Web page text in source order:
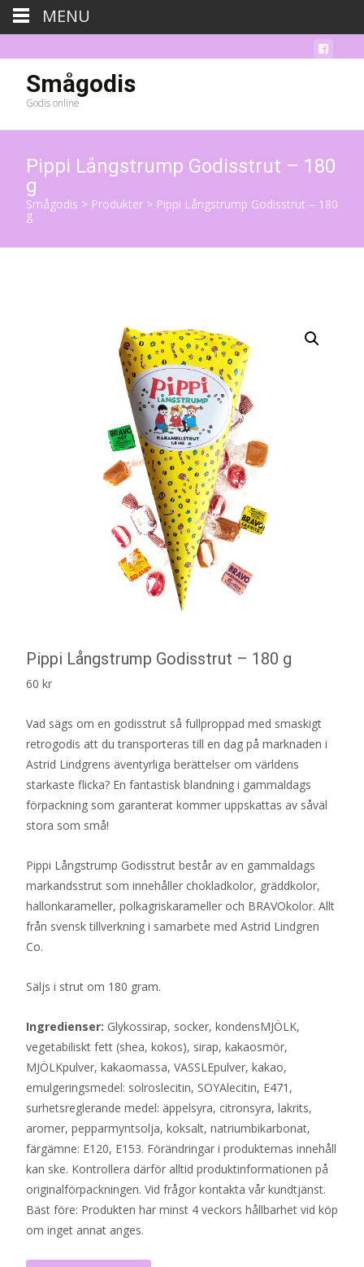
Smågodis
Godis online
Pippi Långstrump Godisstrut – 180
g
Smågodis > Produkter > Pippi Långstrump Godisstrut – 180
g
Pippi Långstrump Godisstrut – 180 g
60 kr
Vad sägs om en godisstrut så fullproppad med smaskigt
retrogodis att du transporteras till en dag på marknaden i
Astrid Lindgrens äventyrliga berättelser om världens
starkaste flicka? En fantastisk blandning i gammaldags
förpackning som garanterat kommer uppskattas av såväl
stora som små!
Pippi Långstrump Godisstrut består av en gammaldags
markandsstrut som innehåller chokladkolor, gräddkolor,
hallonkarameller, polkagriskarameller och BRAVOkolor. Allt
från svensk tillverkning i samarbete med Astrid Lindgren
Co.
Säljs i strut om 180 gram.
Ingredienser: Glykossirap, socker, kondensMJÖLK,
vegetabiliskt fett (shea, kokos), sirap, kakaosmör,
MJÖLKpulver, kakaomassa, VASSLEpulver, kakao,
emulgeringsmedel: solroslecitin, SOYAlecitin, E471,
surhetsreglerande medel: äppelsyra, citronsyra, lakrits,
aromer, pepparmyntsolja, koksalt, natriumbikarbonat,
färgämne: E120, E153. Förändringar i produkternas innehåll
kan ske. Kontrollera därför alltid produktinformationen på
originalförpackningen. Vid frågor kontakta vår kundtjänst.
Bäst före: Produkten har minst 4 veckors hållbarhet vid köp
om inget annat anges.
MENU